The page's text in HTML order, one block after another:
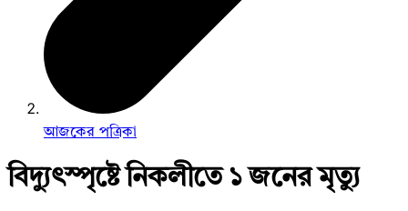
আজকের পত্রিকা
বিদ্যুৎস্পৃষ্টে নিকলীতে ১ জনের মৃত্যু